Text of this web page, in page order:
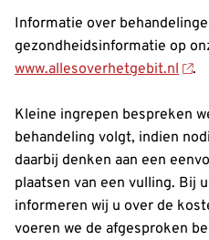
Informatie over
gezondheidsinformatie op
www.allesoverhetgebit.nl
.
Kleine ingrepen bespreken
behandeling volgt, indien
daarbij denken aan een
plaatsen van een vulling. Bij
informeren wij u over de
voeren we de afgesproken